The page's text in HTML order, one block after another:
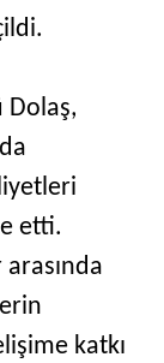
Dolaş,
etti.
katkı